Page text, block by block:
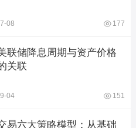
08 177
联储降息周期与资产价格
关联
04 151
易六大策略模型：从基础